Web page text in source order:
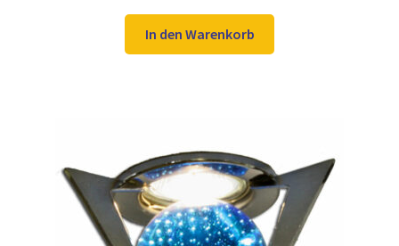
Preis
war:
20,98 €
Preis
ist:
15,97 €.
In den Warenkorb